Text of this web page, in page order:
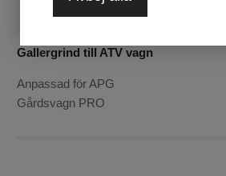
någonsin tidigare!
Gallergrind till ATV vagn
Anpassad för APG
Gårdsvagn PRO